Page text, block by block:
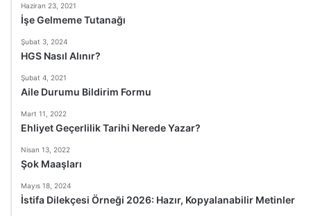
Haziran 23, 2021
İşe Gelmeme Tutanağı
Şubat 3, 2024
HGS Nasıl Alınır?
Şubat 4, 2021
Aile Durumu Bildirim Formu
Mart 11, 2022
Ehliyet Geçerlilik Tarihi Nerede Yazar?
Nisan 13, 2022
Şok Maaşları
Mayıs 18, 2024
İstifa Dilekçesi Örneği 2026: Hazır, Kopyalanabilir Metinler